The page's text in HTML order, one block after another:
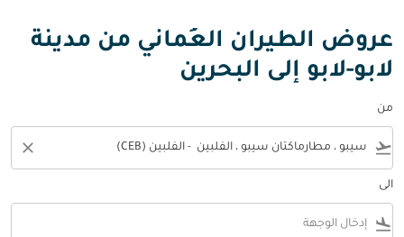
عروض الطيران العُماني من مدينة
لابو-لابو إلى البحرين
من
flight_takeoff
close
الى
flight_land